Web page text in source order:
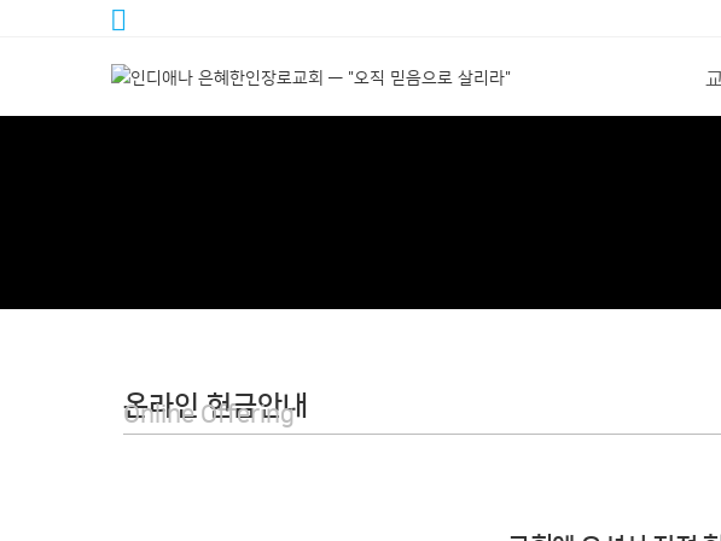
온라인 헌금안내
Online Offering​